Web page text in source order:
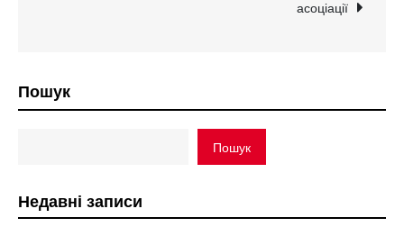
асоціації
Пошук
Пошук
Недавні записи